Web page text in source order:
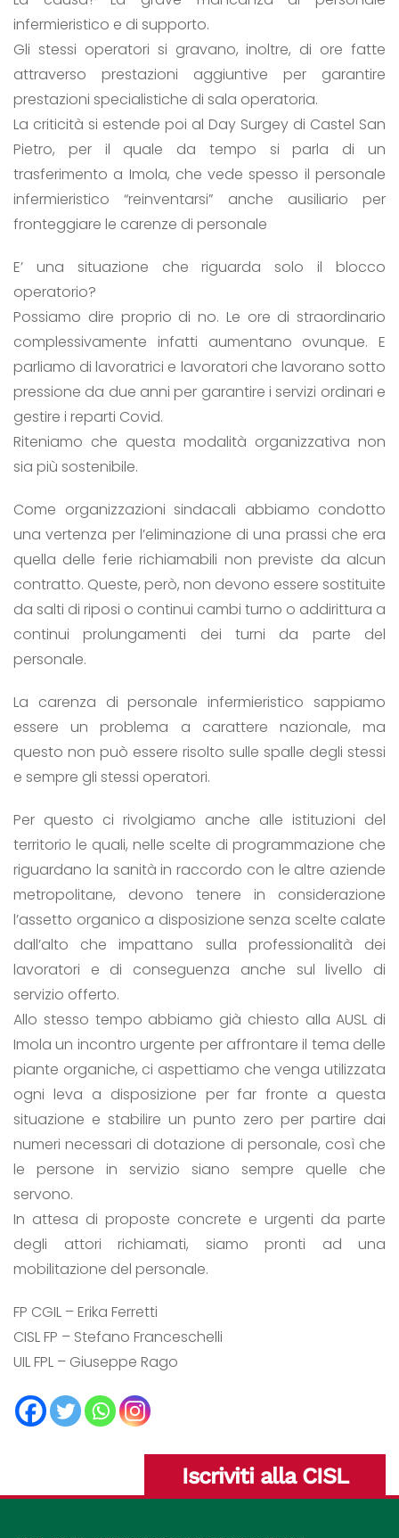
infermieristico e di supporto.
Gli stessi operatori si gravano, inoltre, di ore fatte
attraverso prestazioni aggiuntive per garantire
prestazioni specialistiche di sala operatoria.
La criticità si estende poi al Day Surgey di Castel San
Pietro, per il quale da tempo si parla di un
trasferimento a Imola, che vede spesso il personale
infermieristico “reinventarsi” anche ausiliario per
fronteggiare le carenze di personale
E’ una situazione che riguarda solo il blocco
operatorio?
Possiamo dire proprio di no. Le ore di straordinario
complessivamente infatti aumentano ovunque. E
parliamo di lavoratrici e lavoratori che lavorano sotto
pressione da due anni per garantire i servizi ordinari e
gestire i reparti Covid.
Riteniamo che questa modalità organizzativa non
sia più sostenibile.
Come organizzazioni sindacali abbiamo condotto
una vertenza per l’eliminazione di una prassi che era
quella delle ferie richiamabili non previste da alcun
contratto. Queste, però, non devono essere sostituite
da salti di riposi o continui cambi turno o addirittura a
continui prolungamenti dei turni da parte del
personale.
La carenza di personale infermieristico sappiamo
essere un problema a carattere nazionale, ma
questo non può essere risolto sulle spalle degli stessi
e sempre gli stessi operatori.
Per questo ci rivolgiamo anche alle istituzioni del
territorio le quali, nelle scelte di programmazione che
riguardano la sanità in raccordo con le altre aziende
metropolitane, devono tenere in considerazione
l’assetto organico a disposizione senza scelte calate
dall’alto che impattano sulla professionalità dei
lavoratori e di conseguenza anche sul livello di
servizio offerto.
Allo stesso tempo abbiamo già chiesto alla AUSL di
Imola un incontro urgente per affrontare il tema delle
piante organiche, ci aspettiamo che venga utilizzata
ogni leva a disposizione per far fronte a questa
situazione e stabilire un punto zero per partire dai
numeri necessari di dotazione di personale, così che
le persone in servizio siano sempre quelle che
servono.
In attesa di proposte concrete e urgenti da parte
degli attori richiamati, siamo pronti ad una
mobilitazione del personale.
FP CGIL – Erika Ferretti
CISL FP – Stefano Franceschelli
UIL FPL – Giuseppe Rago
Iscriviti alla CISL